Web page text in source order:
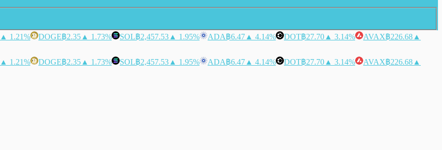
▲ 1.21% DOGE฿2.35 ▲ 1.73% SOL฿2,457.53 ▲ 1.95% ADA฿6.47 ▲ 4.14% DOT฿27.70 ▲ 3.14% AVAX฿226.68 ▲
▲ 1.21% DOGE฿2.35 ▲ 1.73% SOL฿2,457.53 ▲ 1.95% ADA฿6.47 ▲ 4.14% DOT฿27.70 ▲ 3.14% AVAX฿226.68 ▲